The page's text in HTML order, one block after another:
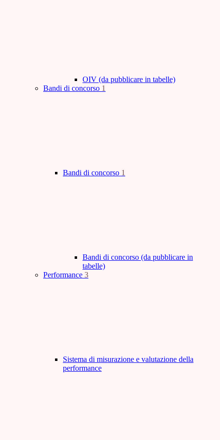
OIV (da pubblicare in tabelle)
Bandi di concorso 1
Bandi di concorso 1
Bandi di concorso (da pubblicare in
tabelle)
Performance 3
Sistema di misurazione e valutazione della
performance